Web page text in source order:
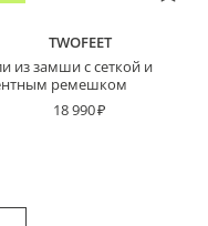
TWOFEET
из замши с сеткой и
ремешком
18 990